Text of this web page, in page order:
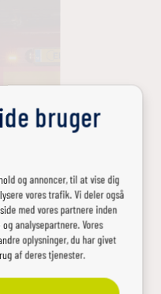
bruger
og annoncer, til at vise dig
vores trafik. Vi deler også
med vores partnere inden
analysepartnere. Vores
oplysninger, du har givet
af deres tjenester.